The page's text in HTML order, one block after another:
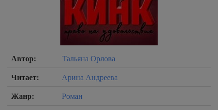
Автор: Тальяна Орлова
Читает: Арина Андреева
Жанр: Роман